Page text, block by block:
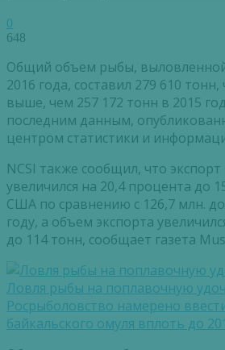
0
648
Общий объем рыбы,
2016 года, составил 279 610
выше, чем 257 172 тонн в 2015
последним данным,
центром статистики и
NCSI также сообщил, что
увеличился на 20,4 процента до
США по сравнению с 126,7 млн.
году, а объем экспорта
до 114 тонн, сообщает газета
Ловля рыбы на поплавочную
Росрыболовство намерено
байкальского омуля вплоть до